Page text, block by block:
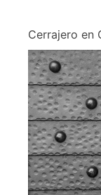
Cerrajero en